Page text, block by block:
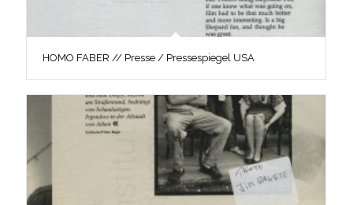
HOMO FABER // Presse / Pressespiegel USA